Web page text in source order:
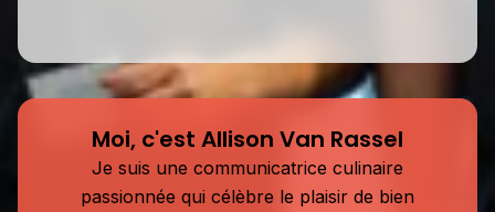
Moi, c'est Allison Van Rassel
Je suis une communicatrice culinaire
passionnée qui célèbre le plaisir de bien